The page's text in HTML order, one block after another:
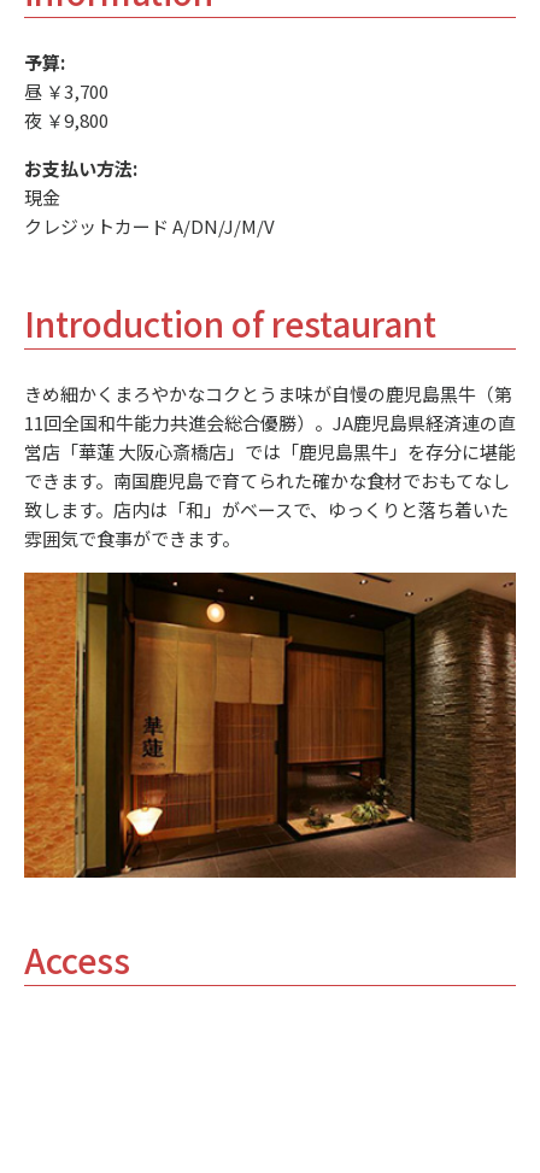
予算:
昼 ￥3,700
夜 ￥9,800
お支払い方法:
現金
クレジットカード A/DN/J/M/V
Introduction of restaurant
きめ細かくまろやかなコクとうま味が自慢の鹿児島黒牛（第
11回全国和牛能力共進会総合優勝）。JA鹿児島県経済連の直
営店「華蓮 大阪心斎橋店」では「鹿児島黒牛」を存分に堪能
できます。南国鹿児島で育てられた確かな食材でおもてなし
致します。店内は「和」がベースで、ゆっくりと落ち着いた
雰囲気で食事ができます。
Access